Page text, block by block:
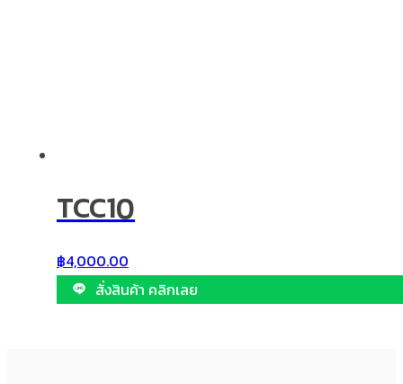
TCC10
฿4,000.00
สั่งสินค้า คลิกเลย